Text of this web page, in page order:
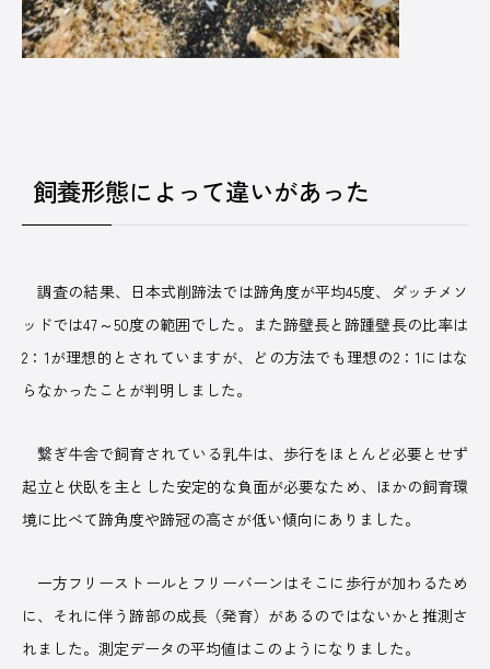
飼養形態によって違いがあった
調査の結果、日本式削蹄法では蹄角度が平均45度、ダッチメソ
ッドでは47～50度の範囲でした。また蹄壁長と蹄踵壁長の比率は
2：1が理想的とされていますが、どの方法でも理想の2：1にはな
らなかったことが判明しました。
繋ぎ牛舎で飼育されている乳牛は、歩行をほとんど必要とせず
起立と伏臥を主とした安定的な負面が必要なため、ほかの飼育環
境に比べて蹄角度や蹄冠の高さが低い傾向にありました。
一方フリーストールとフリーバーンはそこに歩行が加わるため
に、それに伴う蹄部の成長（発育）があるのではないかと推測さ
れました。測定データの平均値はこのようになりました。